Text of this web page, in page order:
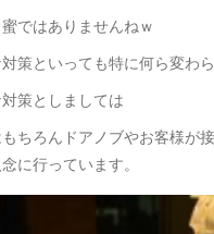
ではありませんねｗ
策といっても特に何ら変わ
策としましては
ちろんドアノブやお客様が
に行っています。